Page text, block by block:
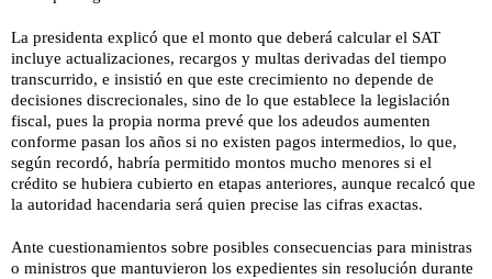
La presidenta explicó que el monto que deberá calcular el SAT
incluye actualizaciones, recargos y multas derivadas del tiempo
transcurrido, e insistió en que este crecimiento no depende de
decisiones discrecionales, sino de lo que establece la legislación
fiscal, pues la propia norma prevé que los adeudos aumenten
conforme pasan los años si no existen pagos intermedios, lo que,
según recordó, habría permitido montos mucho menores si el
crédito se hubiera cubierto en etapas anteriores, aunque recalcó que
la autoridad hacendaria será quien precise las cifras exactas.
Ante cuestionamientos sobre posibles consecuencias para ministras
o ministros que mantuvieron los expedientes sin resolución durante